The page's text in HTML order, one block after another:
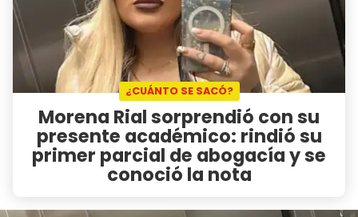
¿CUÁNTO SE SACÓ?
Morena Rial sorprendió con su
presente académico: rindió su
primer parcial de abogacía y se
conoció la nota